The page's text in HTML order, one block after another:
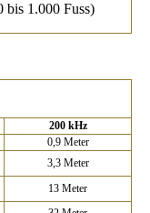
bis 1.000 Fuss)
200 kHz
0,9 Meter
3,3 Meter
13 Meter